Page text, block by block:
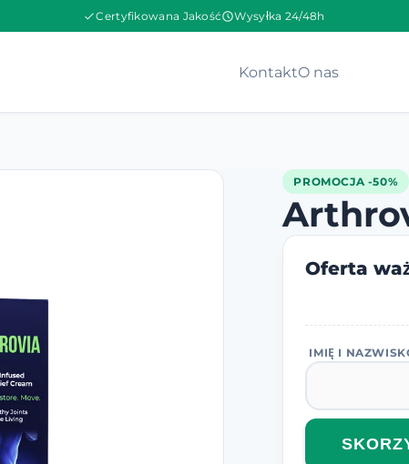
Certyfikowana Jakość Wysyłka 24/48h
KontaktO nas
PROMOCJA -50%
Oferta
IMIĘ I